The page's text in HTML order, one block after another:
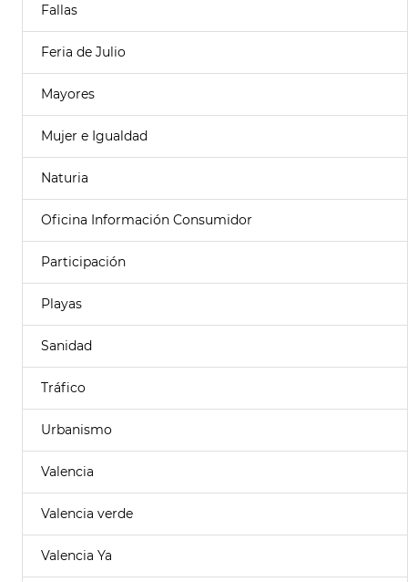
Fallas
Feria de Julio
Mayores
Mujer e Igualdad
Naturia
Oficina Información Consumidor
Participación
Playas
Sanidad
Tráfico
Urbanismo
Valencia
Valencia verde
Valencia Ya